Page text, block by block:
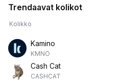
Trendaavat kolikot
Kolikko
Kamino
KMNO
Cash Cat
CASHCAT